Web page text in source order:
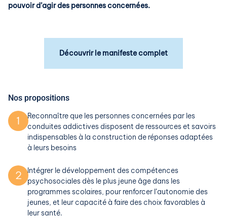
pouvoir d’agir des personnes concernées.
Découvrir le manifeste complet
Nos propositions
1
Reconnaître que les personnes concernées par les
conduites addictives disposent de ressources et savoirs
indispensables à la construction de réponses adaptées
à leurs besoins
2
Intégrer le développement des compétences
psychosociales dès le plus jeune âge dans les
programmes scolaires, pour renforcer l’autonomie des
jeunes, et leur capacité à faire des choix favorables à
leur santé.